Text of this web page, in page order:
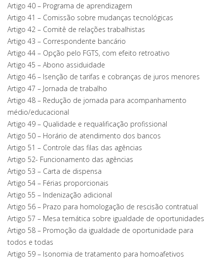
Artigo 40 – Programa de aprendizagem
Artigo 41 – Comissão sobre mudanças tecnológicas
Artigo 42 – Comitê de relações trabalhistas
Artigo 43 – Correspondente bancário
Artigo 44 – Opção pelo FGTS, com efeito retroativo
Artigo 45 – Abono assiduidade
Artigo 46 – Isenção de tarifas e cobranças de juros menores
Artigo 47 – Jornada de trabalho
Artigo 48 – Redução de jornada para acompanhamento
médio/educacional
Artigo 49 – Qualidade e requalificação profissional
Artigo 50 – Horário de atendimento dos bancos
Artigo 51 – Controle das filas das agências
Artigo 52- Funcionamento das agências
Artigo 53 – Carta de dispensa
Artigo 54 – Férias proporcionais
Artigo 55 – Indenização adicional
Artigo 56 – Prazo para homologação de rescisão contratual
Artigo 57 – Mesa temática sobre igualdade de oportunidades
Artigo 58 – Promoção da igualdade de oportunidade para
todos e todas
Artigo 59 – Isonomia de tratamento para homoafetivos